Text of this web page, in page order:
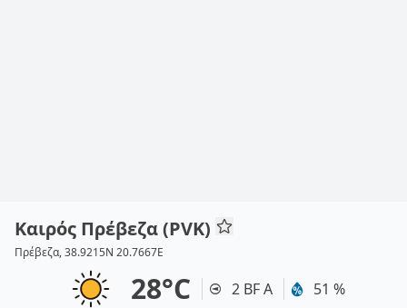
Καιρός Πρέβεζα (PVK)
Πρέβεζα, 38.9215N 20.7667E
28°C 2 BF Α 51 %